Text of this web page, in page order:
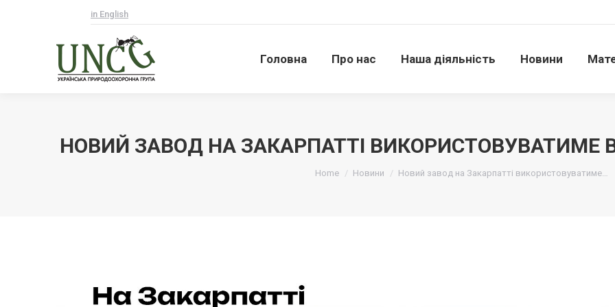
in English
Головна Про нас Наша діяльність Новини
НОВИЙ ЗАВОД НА ЗАКАРПАТТІ ВИКОРИСТОВУВАТИМЕ
Home Новини Новий завод на Закарпатті використовуватиме…
Головна Про нас Наша діяльність Новини